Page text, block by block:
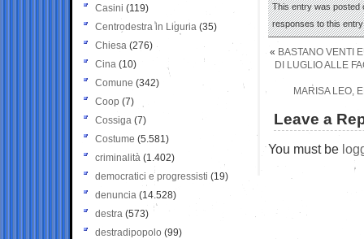
This entry was posted
responses to this
« BASTANO VENTI
DI LUGLIO ALLE
MARISA LEO,
Leave a
You must be
Casini (119)
Centrodestra in Liguria (35)
Chiesa (276)
Cina (10)
Comune (342)
Coop (7)
Cossiga (7)
Costume (5.581)
criminalità (1.402)
democratici e progressisti (19)
denuncia (14.528)
destra (573)
destradipopolo (99)